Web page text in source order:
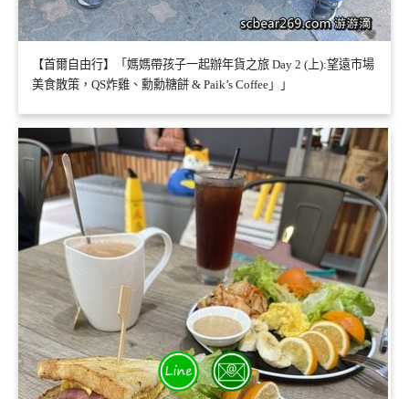
【首爾自由行】「媽媽帶孩子一起辦年貨之旅 Day 2 (上):望遠市場
美食散策，QS炸雞、勳勳糖餅 & Paik’s Coffee」」